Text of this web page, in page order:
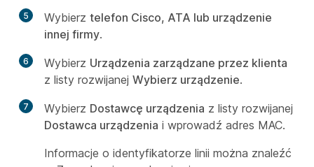
5 Wybierz telefon Cisco, ATA lub urządzenie
innej firmy.
6 Wybierz Urządzenia zarządzane przez klienta
z listy rozwijanej Wybierz urządzenie.
7 Wybierz Dostawcę urządzenia z listy rozwijanej
Dostawca urządzenia i wprowadź adres MAC.
Informacje o identyfikatorze linii można znaleźć